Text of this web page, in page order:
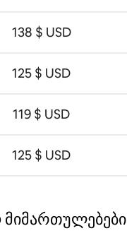
138 $ USD
125 $ USD
119 $ USD
125 $ USD
მიმართულებები